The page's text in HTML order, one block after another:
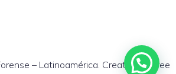
– Latinoamérica. Created for free